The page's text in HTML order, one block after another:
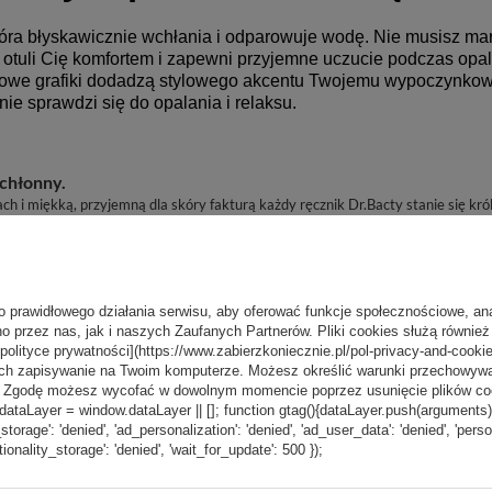
błyskawicznie wchłania i odparowuje wodę. Nie musisz
Cię komfortem i zapewni przyjemne uczucie podczas
grafiki dodadzą stylowego akcentu Twojemu
sprawdzi się do opalania i relaksu.
i miękką, przyjemną dla skóry fakturą każdy ręcznik Dr.Bacty stanie się
sama waży, co czyni ją3 razy bardziej chłonnąniż tradycyjne
i zajmująmało miejsca, co czyni je idealnymi na podróż, siłownię,
działania serwisu, aby oferować funkcje społecznościowe,
przez nas, jak i naszych Zaufanych Partnerów. Pliki cookies służą
prywatności](https://www.zabierzkoniecznie.pl/pol-privacy-and-
zapisywanie na Twoim komputerze. Możesz określić warunki
Zgodę możesz wycofać w dowolnym momencie poprzez usunięcie plików
= window.dataLayer || []; function
'denied', 'ad_personalization': 'denied', 'ad_user_data': 'denied',
'denied', 'wait_for_update': 500 });